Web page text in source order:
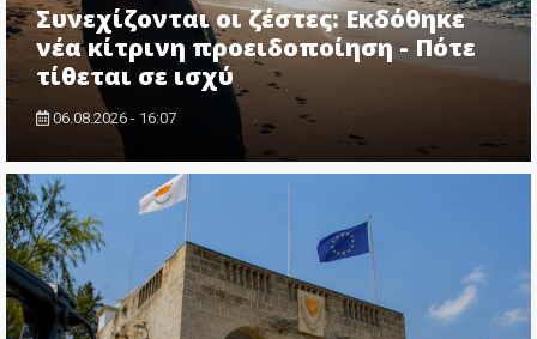
Συνεχίζονται οι ζέστες: Εκδόθηκε
νέα κίτρινη προειδοποίηση - Πότε
τίθεται σε ισχύ
06.08.2026 - 16:07